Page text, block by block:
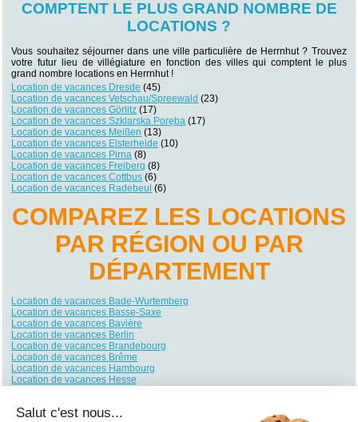
COMPTENT LE PLUS GRAND NOMBRE DE
LOCATIONS ?
Vous souhaitez séjourner dans une ville particulière de Herrnhut ? Trouvez
votre futur lieu de villégiature en fonction des villes qui comptent le plus
grand nombre locations en Herrnhut !
Location de vacances Dresde (45)
Location de vacances Vetschau/Spreewald (23)
Location de vacances Görlitz (17)
Location de vacances Szklarska Poręba (17)
Location de vacances Meißen (13)
Location de vacances Elsterheide (10)
Location de vacances Pirna (8)
Location de vacances Freiberg (8)
Location de vacances Cottbus (6)
Location de vacances Radebeul (6)
COMPAREZ LES LOCATIONS
PAR RÉGION OU PAR
DÉPARTEMENT
Location de vacances Bade-Wurtemberg
Location de vacances Basse-Saxe
Location de vacances Bavière
Location de vacances Berlin
Location de vacances Brandebourg
Location de vacances Brême
Location de vacances Hambourg
Location de vacances Hesse
Location de vacances Rhénanie-Palatinat
Salut c'est nous...